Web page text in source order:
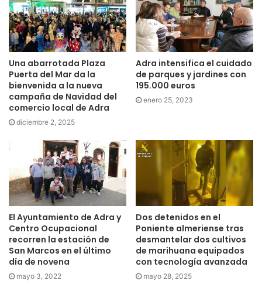
Una abarrotada Plaza
Puerta del Mar da la
bienvenida a la nueva
campaña de Navidad del
comercio local de Adra
diciembre 2, 2025
Adra intensifica el cuidado
de parques y jardines con
195.000 euros
enero 25, 2023
El Ayuntamiento de Adra y
Centro Ocupacional
recorren la estación de
San Marcos en el último
día de novena
mayo 3, 2022
Dos detenidos en el
Poniente almeriense tras
desmantelar dos cultivos
de marihuana equipados
con tecnología avanzada
mayo 28, 2025